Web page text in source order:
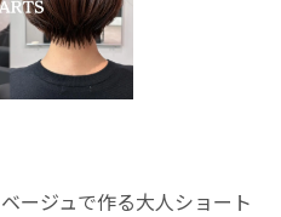
ージュで作る大人ショート